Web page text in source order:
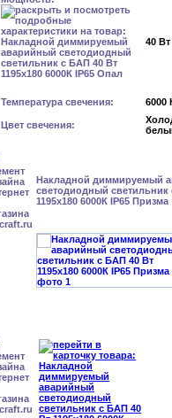
40 Вт
Температура свечения: 6000
Цвет свечения:
Накладной диммируемый
светодиодный светильник
1195x180 6000К IP65 Призма